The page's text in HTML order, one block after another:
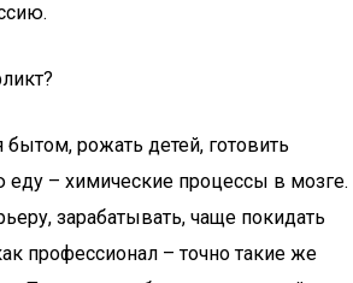
рожать детей, готовить
– химические процессы в мозге.
зарабатывать, чаще покидать
профессионал – точно такие же